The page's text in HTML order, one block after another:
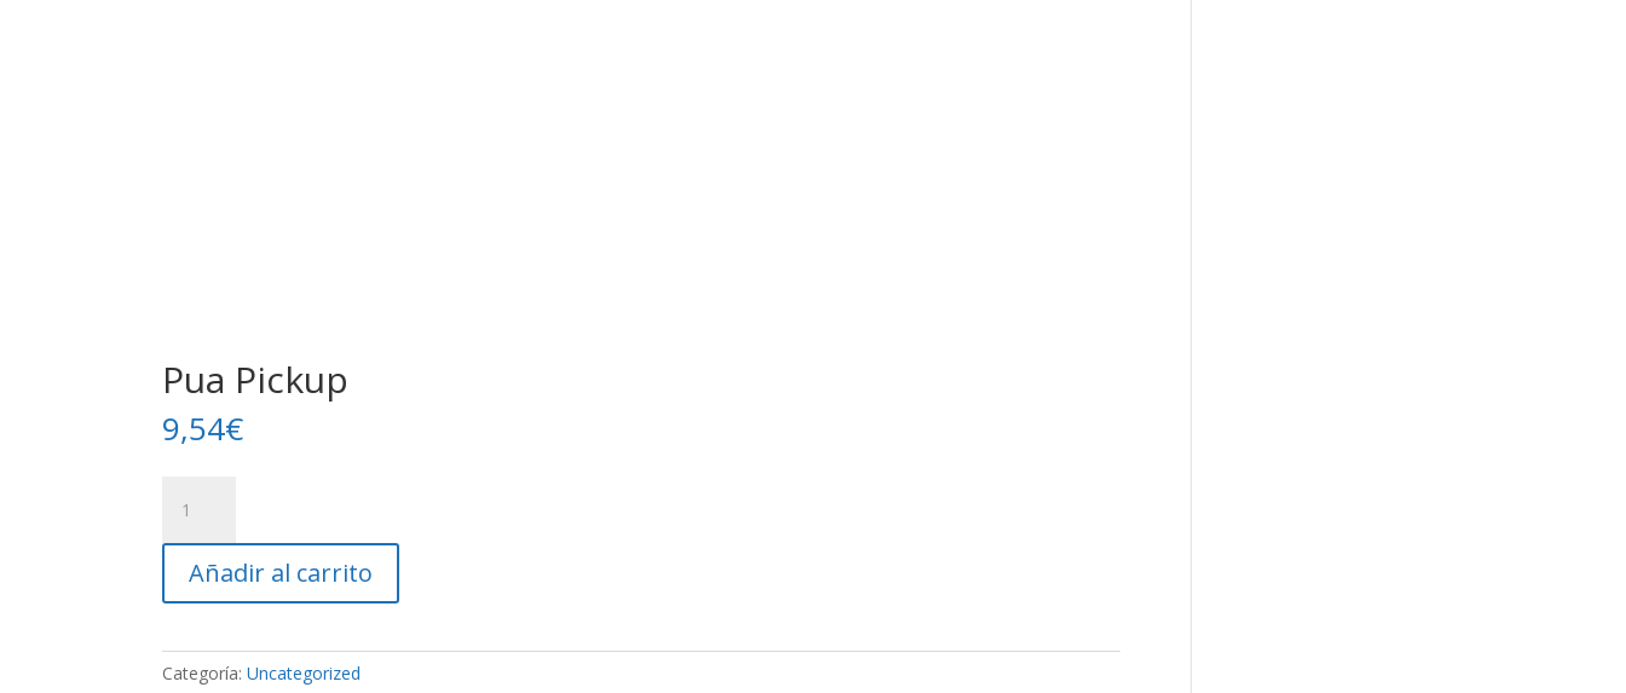
Pua Pickup
9,54€
Pickup
cantidad
Añadir al carrito
Categoría:Uncategorized